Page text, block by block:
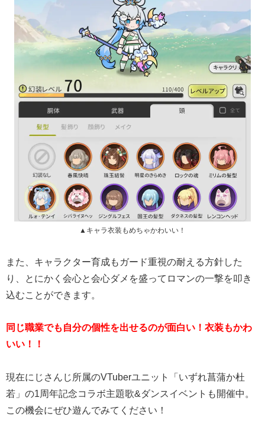
▲キャラ衣装もめちゃかわいい！
また、キャラクター育成もガード重視の耐える方針した
り、とにかく会心と会心ダメを盛ってロマンの一撃を叩き
込むことができます。
同じ職業でも自分の個性を出せるのが面白い！衣装もかわ
いい！！
現在にじさんじ所属のVTuberユニット「いずれ菖蒲か杜
若」の1周年記念コラボ主題歌&ダンスイベントも開催中。
この機会にぜひ遊んでみてください！